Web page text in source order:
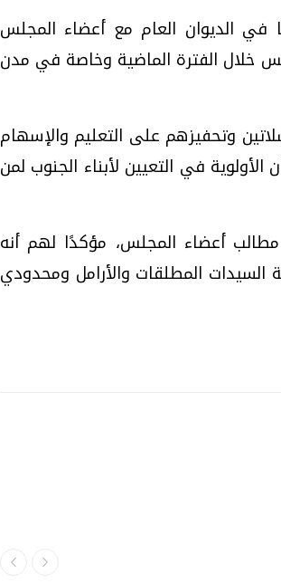
في الديوان العام مع أعضاء المجلس
خلال الفترة الماضية وخاصة في مدن
وتحفيزهم على التعليم والإسهام
في التعيين لأبناء الجنوب لمن
أعضاء المجلس، مؤكدًا لهم أنه
السيدات المطلقات والأرامل ومحدودي
بالزلازل وكيف نتعامل معها؟
الثلاثاء، 04 اغسطس 2026 04:04 م